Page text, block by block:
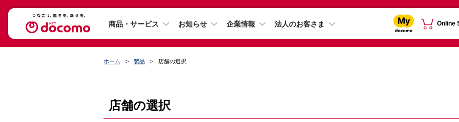
商品・サービス お知らせ 企業情報 法人のお客さま Online
ホーム 製品 店舗の選択
店舗の選択